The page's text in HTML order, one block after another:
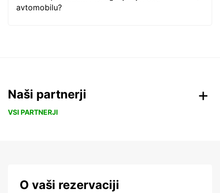
avtomobilu?
Naši partnerji
VSI PARTNERJI
O vaši rezervaciji